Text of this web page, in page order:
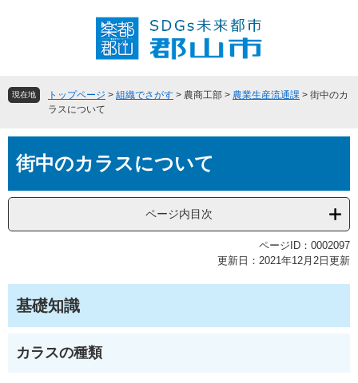
頭
飛
へ
現在地 トップページ > 組織でさがす > 農商工部 > 農業生産流通課 > 街中のカ
ラスについて
文街中のカラスについて
ページ内目次
ページID：0002097
更新日：2021年12月2日更新
基礎知識
カラスの種類